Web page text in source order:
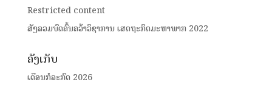
Restricted content
ສັງລວມບົດຄົ້ນຄວ້າວິຊາການ ເສດຖະກິດມະຫາພາກ 2022
ຄັງເກັບ
ເດືອນກໍລະກົດ 2026